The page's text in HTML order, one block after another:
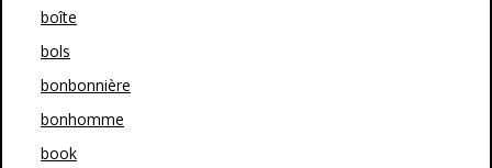
boîte
bols
bonbonnière
bonhomme
book